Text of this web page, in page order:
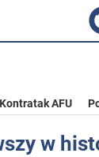
Kontratak AFU
w